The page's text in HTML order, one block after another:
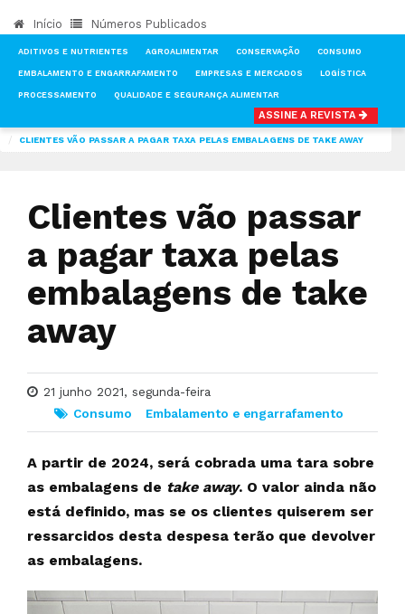
Início Números Publicados
ADITIVOS E NUTRIENTES AGROALIMENTAR CONSERVAÇÃO CONSUMO
EMBALAMENTO E ENGARRAFAMENTO EMPRESAS E MERCADOS LOGÍSTICA
PROCESSAMENTO QUALIDADE E SEGURANÇA ALIMENTAR
ASSINE A REVISTA
CLIENTES VÃO PASSAR A PAGAR TAXA PELAS EMBALAGENS DE TAKE AWAY
Clientes vão passar
a pagar taxa pelas
embalagens de take
away
21 junho 2021, segunda-feira
Consumo
Embalamento e engarrafamento
A partir de 2024, será cobrada uma tara sobre
as embalagens de take away. O valor ainda não
está definido, mas se os clientes quiserem ser
ressarcidos desta despesa terão que devolver
as embalagens.